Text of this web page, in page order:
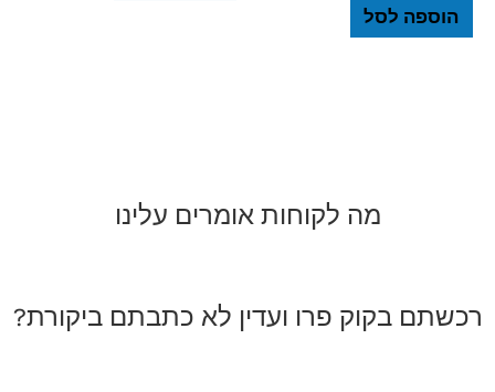
הוספה לסל
מה לקוחות אומרים עלינו
רכשתם בקוק פרו ועדין לא כתבתם ביקורת?